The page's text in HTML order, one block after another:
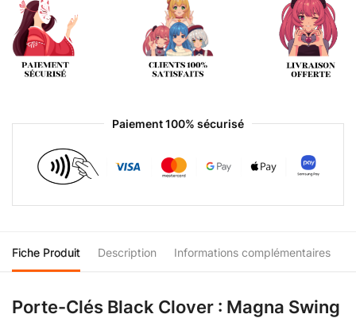
Paiement 100% sécurisé
Fiche Produit Description Informations complémentaires
Porte-Clés Black Clover : Magna Swing